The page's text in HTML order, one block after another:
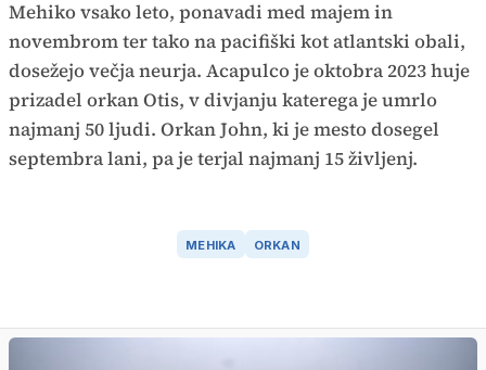
Mehiko vsako leto, ponavadi med majem in
novembrom ter tako na pacifiški kot atlantski obali,
dosežejo večja neurja. Acapulco je oktobra 2023 huje
prizadel orkan Otis, v divjanju katerega je umrlo
najmanj 50 ljudi. Orkan John, ki je mesto dosegel
septembra lani, pa je terjal najmanj 15 življenj.
MEHIKA ORKAN